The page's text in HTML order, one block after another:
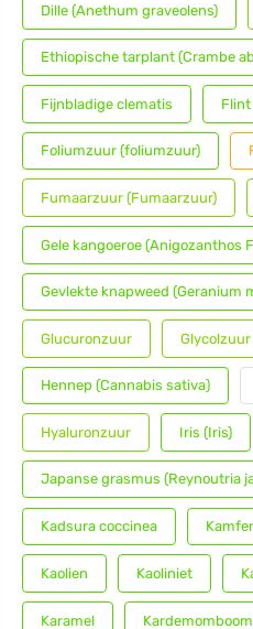
Dille (Anethum graveolens)
Ethiopische tarplant (Crambe
Fijnbladige clematis Flint
Foliumzuur (foliumzuur)
Fumaarzuur (Fumaarzuur)
Gele kangoeroe (Anigozanthos
Gevlekte knapweed (Geranium
Glucuronzuur Glycolzuur
Hennep (Cannabis sativa)
Hyaluronzuur Iris (Iris)
Japanse grasmus (Reynoutria
Kadsura coccinea
Kaolien Kaoliniet
Karamel